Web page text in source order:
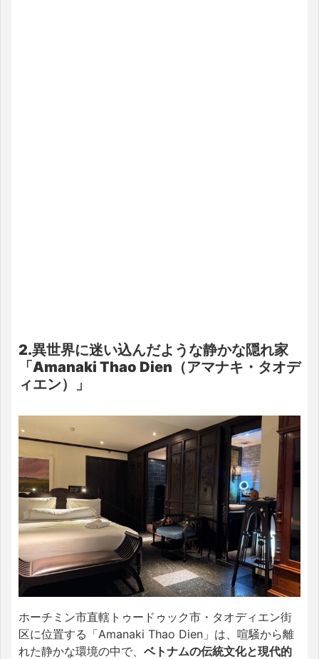
2.異世界に迷い込んだような静かな隠れ家
「Amanaki Thao Dien（アマナキ・タオデ
ィエン）」
ホーチミン市直轄トゥードゥック市・タオディエン街
区に位置する「Amanaki Thao Dien」は、喧騒から離
れた静かな環境の中で、 ベトナムの伝統文化と現代的